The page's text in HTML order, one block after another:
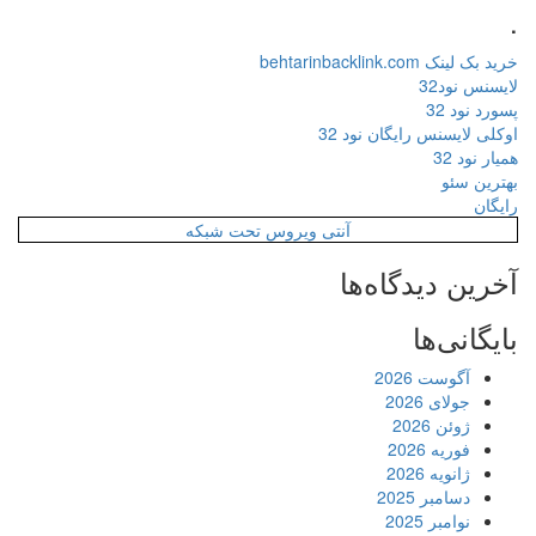
خرید بک لینک behtarinbacklink.com
لایسنس نود32
پسورد نود 32
اوکلی لایسنس رایگان نود 32
همیار نود 32
بهترین سئو
رایگان
آنتی ویروس تحت شبکه
آخرین دیدگاه‌ها
بایگانی‌ها
آگوست 2026
جولای 2026
ژوئن 2026
فوریه 2026
ژانویه 2026
دسامبر 2025
نوامبر 2025